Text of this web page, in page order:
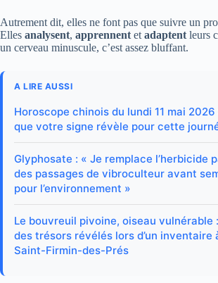
Autrement dit, elles ne font pas que suivre un
Elles analysent, apprennent et adaptent leurs
un cerveau minuscule, c’est assez bluffant.
A LIRE AUSSI
Horoscope chinois du lundi 11 mai 2026
que votre signe révèle pour cette
Glyphosate : « Je remplace l’herbicide
des passages de vibroculteur avant
pour l’environnement »
Le bouvreuil pivoine, oiseau vulnérable :
des trésors révélés lors d’un inventaire
Saint-Firmin-des-Prés